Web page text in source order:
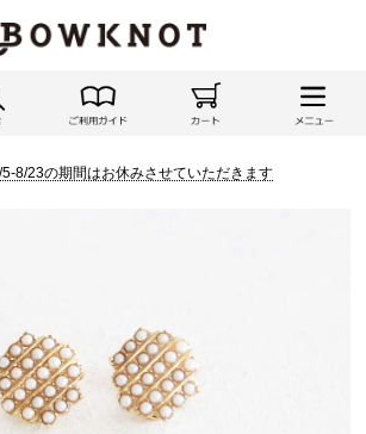
5-8/23の期間はお休みさせていただきます